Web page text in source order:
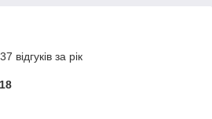
відгуків за рік